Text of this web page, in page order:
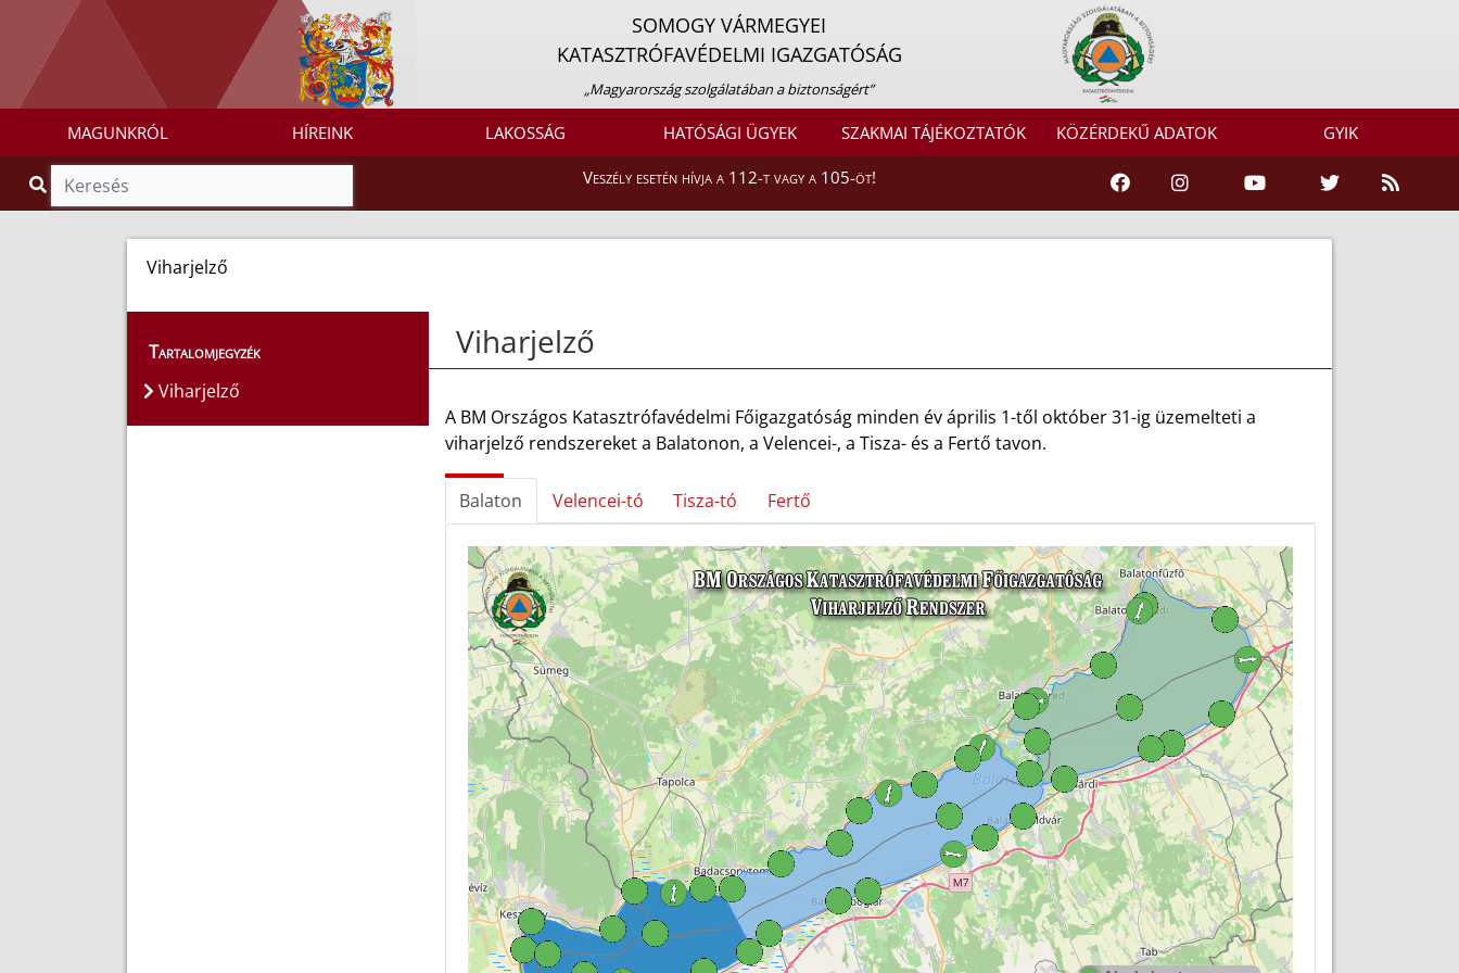
SOMOGY VÁRMEGYEI
KATASZTRÓFAVÉDELMI IGAZGATÓSÁG
„Magyarország szolgálatában a biztonságért”
MAGUNKRÓL HÍREINK LAKOSSÁG HATÓSÁGI ÜGYEK SZAKMAI TÁJÉKOZTATÓK KÖZÉRDEKŰ ADATOK GYIK
Veszély esetén hívja a 112-t vagy a 105-öt!
Viharjelző
Tartalomjegyzék
Viharjelző
Viharjelző
A BM Országos Katasztrófavédelmi Főigazgatóság minden év április 1-től október 31-ig üzemelteti a
viharjelző rendszereket a Balatonon, a Velencei-, a Tisza- és a Fertő tavon.
Balaton Velencei-tó Tisza-tó Fertő
Térkép betöltése...